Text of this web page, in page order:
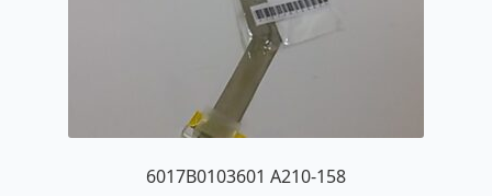
6017B0103601 A210-158